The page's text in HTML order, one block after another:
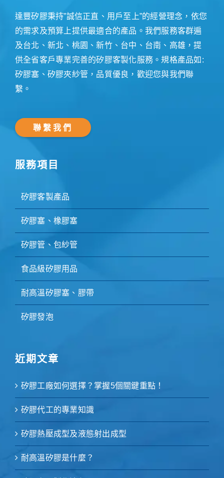
達豐矽膠秉持”誠信正直、用戶至上”的經營理念，依您
的需求及預算上提供最適合的產品。我們服務客群遍
及台北、新北、桃園、新竹、台中、台南、高雄，提
供全省客戶專業完善的矽膠客製化服務。規格產品如:
矽膠塞、矽膠夾紗管，品質優良，歡迎您與我們聯
繫。
聯繫我們
服務項目
矽膠客製產品
矽膠塞、橡膠塞
矽膠管、包紗管
食品級矽膠用品
耐高溫矽膠塞、膠帶
矽膠發泡
近期文章
矽膠工廠如何選擇？掌握5個關鍵重點！
矽膠代工的專業知識
矽膠熱壓成型及液態射出成型
耐高溫矽膠是什麼？